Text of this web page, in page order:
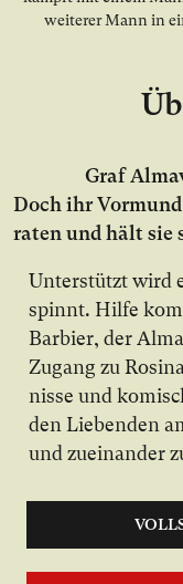
Graf
Doch ihr
ra­ten und hält sie
Un­ter­stützt wird
spinnt. Hil­fe
Bar­bier, der
Zu­gang zu
nis­se und
den Lie­ben­den
und zu­ein­an­der